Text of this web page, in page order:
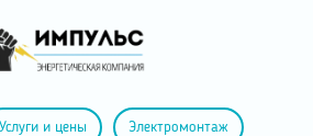
Услуги и цены Электромонтаж